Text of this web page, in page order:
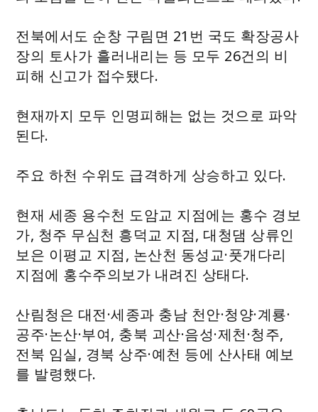
전북에서도 순창 구림면 21번 국도 확장공사
장의 토사가 흘러내리는 등 모두 26건의 비
피해 신고가 접수됐다.
현재까지 모두 인명피해는 없는 것으로 파악
된다.
주요 하천 수위도 급격하게 상승하고 있다.
현재 세종 용수천 도암교 지점에는 홍수 경보
가, 청주 무심천 흥덕교 지점, 대청댐 상류인
보은 이평교 지점, 논산천 동성교·풋개다리
지점에 홍수주의보가 내려진 상태다.
산림청은 대전·세종과 충남 천안·청양·계룡·
공주·논산·부여, 충북 괴산·음성·제천·청주,
전북 임실, 경북 상주·예천 등에 산사태 예보
를 발령했다.